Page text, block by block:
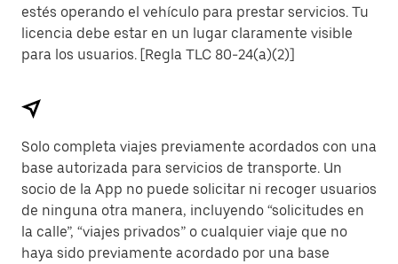
estés operando el vehículo para prestar servicios. Tu
licencia debe estar en un lugar claramente visible
para los usuarios. [Regla TLC 80-24(a)(2)]
Solo completa viajes previamente acordados con una
base autorizada para servicios de transporte. Un
socio de la App no puede solicitar ni recoger usuarios
de ninguna otra manera, incluyendo “solicitudes en
la calle”, “viajes privados” o cualquier viaje que no
haya sido previamente acordado por una base